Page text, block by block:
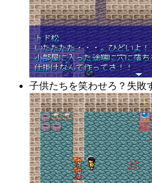
子供たちを笑わせろ？失敗